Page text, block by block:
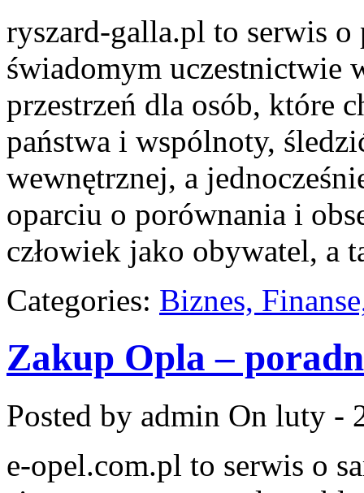
ryszard-galla.pl to serwis
świadomym uczestnictwie
przestrzeń dla osób, które
państwa i wspólnoty,
wewnętrznej, a
oparciu o porównania i
człowiek jako obywatel, a
Categories: Biznes,
Zakup Opla –
Posted by admin On luty -
e-opel.com.pl to serwis o